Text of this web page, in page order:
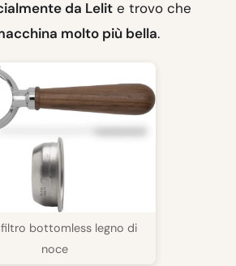
da Lelit e trovo che
molto più bella.
bottomless legno di
noce